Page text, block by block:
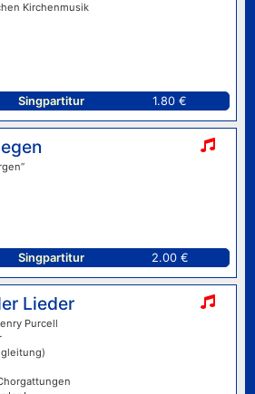
Kirchenmusik
Singpartitur 1.80 €
Singpartitur 2.00 €
Lieder
Purcell